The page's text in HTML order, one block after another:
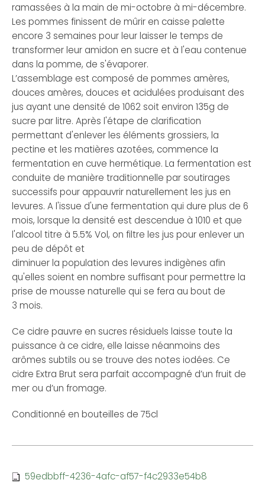
ramassées à la main de mi-octobre à mi-décembre.
Les pommes finissent de mûrir en caisse palette
encore 3 semaines pour leur laisser le temps de
transformer leur amidon en sucre et à l'eau contenue
dans la pomme, de s'évaporer.
L’assemblage est composé de pommes amères,
douces amères, douces et acidulées produisant des
jus ayant une densité de 1062 soit environ 135g de
sucre par litre. Après l'étape de clarification
permettant d'enlever les éléments grossiers, la
pectine et les matières azotées, commence la
fermentation en cuve hermétique. La fermentation est
conduite de manière traditionnelle par soutirages
successifs pour appauvrir naturellement les jus en
levures. A l'issue d'une fermentation qui dure plus de 6
mois, lorsque la densité est descendue à 1010 et que
l'alcool titre à 5.5% Vol, on filtre les jus pour enlever un
peu de dépôt et
diminuer la population des levures indigènes afin
qu'elles soient en nombre suffisant pour permettre la
prise de mousse naturelle qui se fera au bout de
3 mois.
Ce cidre pauvre en sucres résiduels laisse toute la
puissance à ce cidre, elle laisse néanmoins des
arômes subtils ou se trouve des notes iodées. Ce
cidre Extra Brut sera parfait accompagné d’un fruit de
mer ou d’un fromage.
Conditionné en bouteilles de 75cl
59edbbff-4236-4afc-af57-f4c2933e54b8